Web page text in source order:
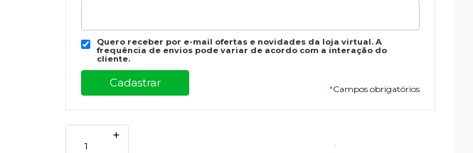
Quero receber por e-mail ofertas e novidades da loja virtual. A
frequência de envios pode variar de acordo com a interação do
cliente.
*Campos obrigatórios
+